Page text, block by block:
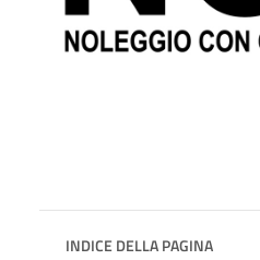
INDICE DELLA PAGINA